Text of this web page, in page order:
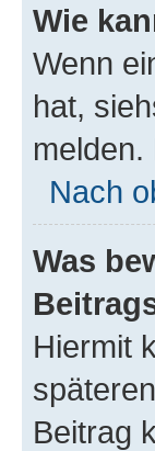
Wie
Wenn
hat,
Nach
Was
Hiermit
Beitrag